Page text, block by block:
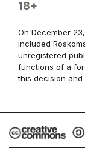
18+
On December
included
unregistered
functions of a
this decision